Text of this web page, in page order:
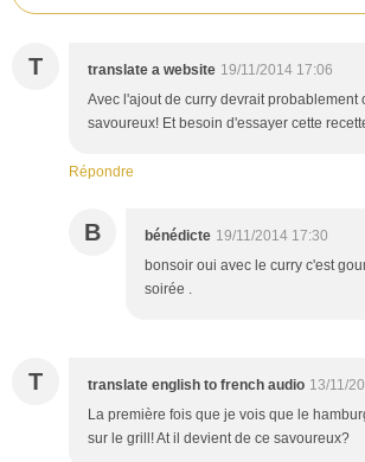
T translate a website 19/11/2014 17:06
Avec l'ajout de curry devrait probablement
savoureux! Et besoin d'essayer cette
Répondre
B bénédicte 19/11/2014 17:30
bonsoir oui avec le curry c'est
soirée .
T translate english to french audio 13/11/
La première fois que je vois que le
sur le grill! At il devient de ce savoureux?